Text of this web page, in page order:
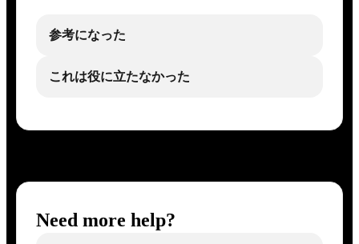
参考になった
これは役に立たなかった
Need more help?